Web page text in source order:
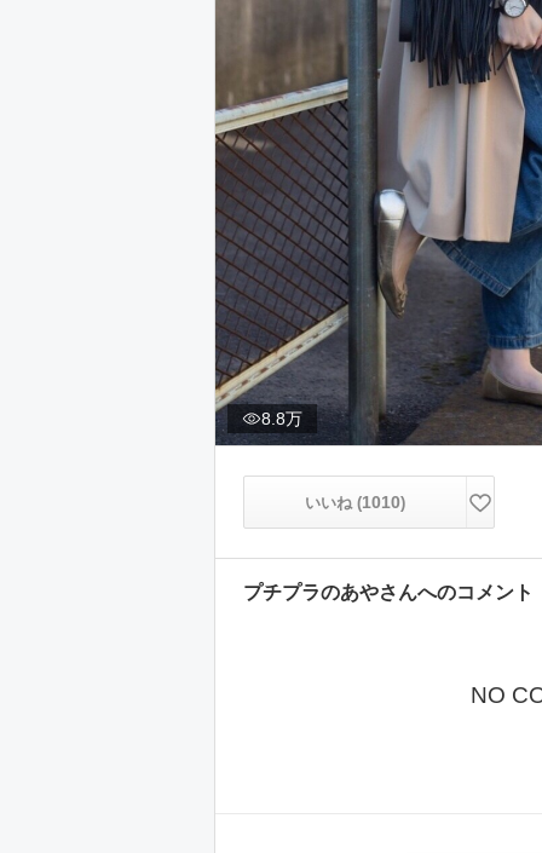
8.8万
いいね (1010)
プチプラのあやさんへのコメント
NO